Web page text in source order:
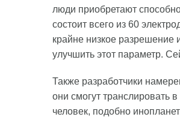
люди приобретают
состоит всего из 60
крайне низкое разрешение
улучшить этот параметр.
Также разработчики
они смогут транслировать
человек, подобно